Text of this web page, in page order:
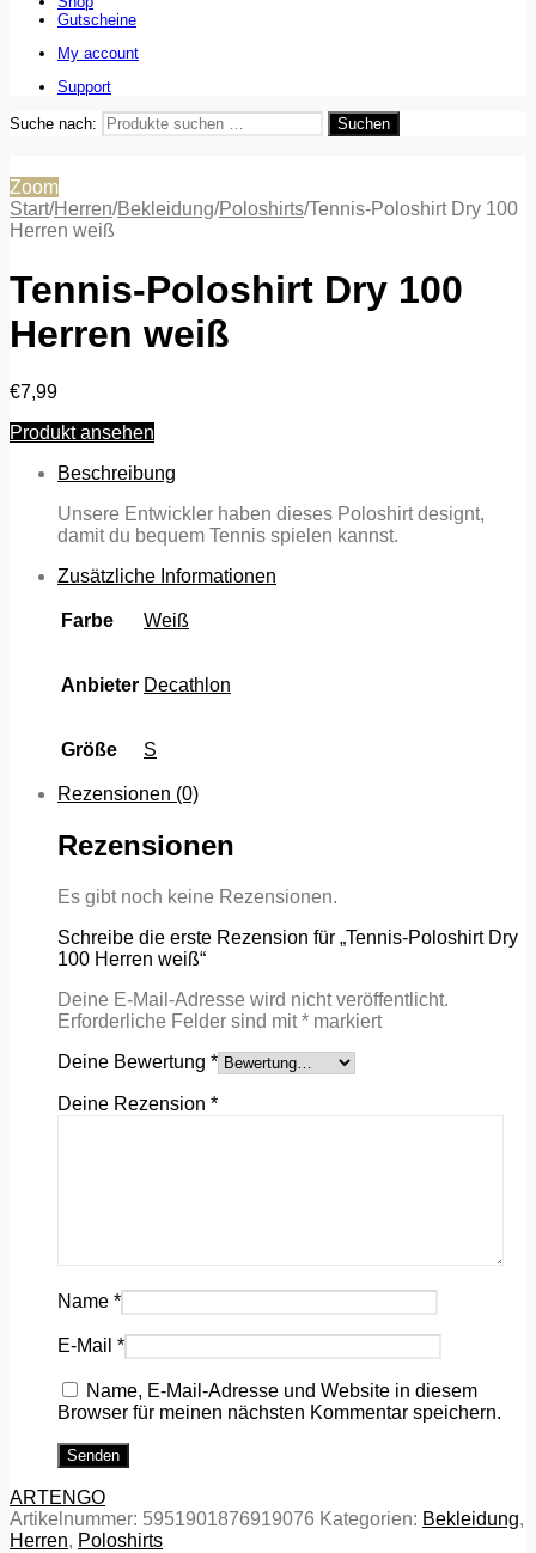
Gutscheine
My account
Support
Suche nach: Suchen
Zoom
Start/Herren/Bekleidung/Poloshirts/Tennis-Poloshirt Dry 100
Herren weiß
Tennis-Poloshirt Dry 100
Herren weiß
€7,99
Produkt ansehen
Beschreibung
Unsere Entwickler haben dieses Poloshirt designt,
damit du bequem Tennis spielen kannst.
Zusätzliche Informationen
Farbe Weiß
Anbieter Decathlon
Größe S
Rezensionen (0)
Rezensionen
Es gibt noch keine Rezensionen.
Schreibe die erste Rezension für „Tennis-Poloshirt Dry
100 Herren weiß“
Deine E-Mail-Adresse wird nicht veröffentlicht.
Erforderliche Felder sind mit* markiert
Deine Bewertung *
Deine Rezension *
Name *
E-Mail *
Name, E-Mail-Adresse und Website in diesem
Browser für meinen nächsten Kommentar speichern.
ARTENGO
Artikelnummer: 5951901876919076 Kategorien: Bekleidung,
Herren, Poloshirts